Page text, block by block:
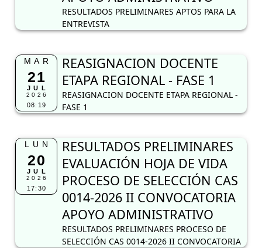
RESULTADOS PRELIMINARES APTOS PARA LA
ENTREVISTA
MAR
21
JUL
2026
08:19
REASIGNACION DOCENTE
ETAPA REGIONAL - FASE 1
REASIGNACION DOCENTE ETAPA REGIONAL -
FASE 1
LUN
20
JUL
2026
17:30
RESULTADOS PRELIMINARES
EVALUACIÓN HOJA DE VIDA
PROCESO DE SELECCIÓN CAS
0014-2026 II CONVOCATORIA
APOYO ADMINISTRATIVO
RESULTADOS PRELIMINARES PROCESO DE
SELECCIÓN CAS 0014-2026 II CONVOCATORIA